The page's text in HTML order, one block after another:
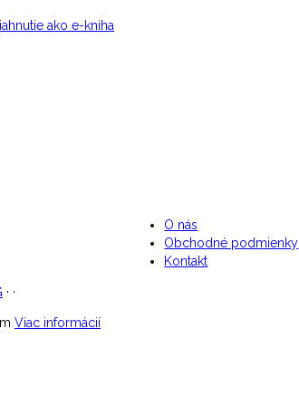
ako e-kniha
O nás
Obchodné podmienky
Kontakt
· ·
Viac informácií